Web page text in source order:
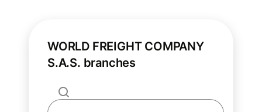
WORLD FREIGHT COMPANY
S.A.S. branches